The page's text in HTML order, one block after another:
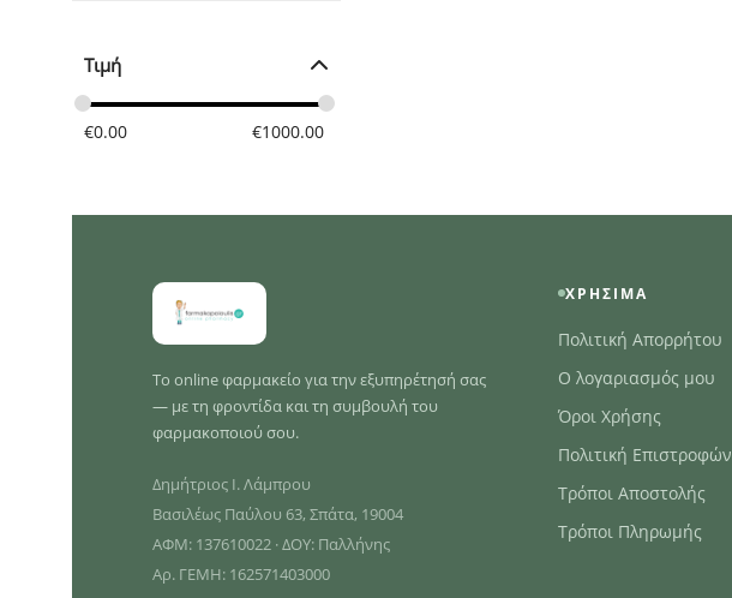
Τιμή
€0.00 €1000.00
Το online φαρμακείο για την εξυπηρέτησή σας
— με τη φροντίδα και τη συμβουλή του
φαρμακοποιού σου.
Δημήτριος Ι. Λάμπρου
Βασιλέως Παύλου 63, Σπάτα, 19004
ΑΦΜ: 137610022 · ΔΟΥ: Παλλήνης
Αρ. ΓΕΜΗ: 162571403000
ΧΡΉΣΙΜΑ
Πολιτική Απορρήτου
Ο λογαριασμός μου
Όροι Χρήσης
Πολιτική Επιστροφών
Τρόποι Αποστολής
Τρόποι Πληρωμής